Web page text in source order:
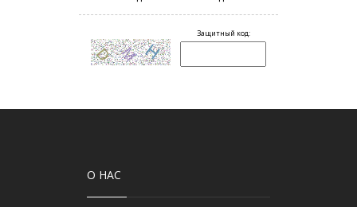
О НАС